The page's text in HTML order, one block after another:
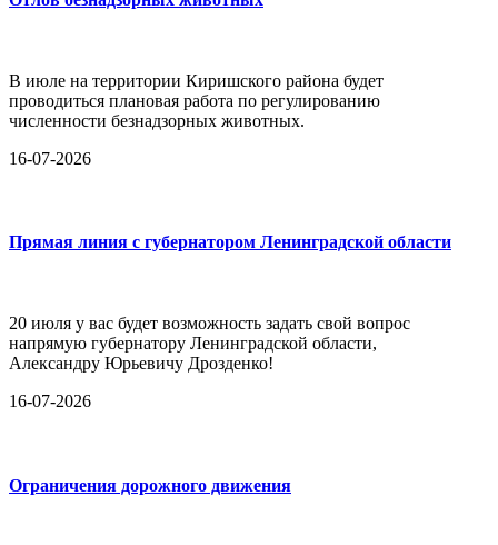
В июле на территории Киришского района будет
проводиться плановая работа по регулированию
численности безнадзорных животных.
16-07-2026
Прямая линия с губернатором Ленинградской области
20 июля у вас будет возможность задать свой вопрос
напрямую губернатору Ленинградской области,
Александру Юрьевичу Дрозденко!
16-07-2026
Ограничения дорожного движения